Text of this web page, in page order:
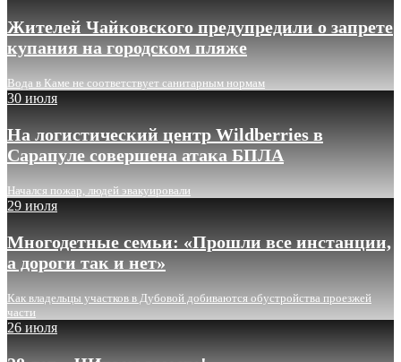
Жителей Чайковского предупредили о запрете
купания на городском пляже
Вода в Каме не соответствует санитарным нормам
30 июля
На логистический центр Wildberries в
Сарапуле совершена атака БПЛА
Начался пожар, людей эвакуировали
29 июля
Многодетные семьи: «Прошли все инстанции,
а дороги так и нет»
Как владельцы участков в Дубовой добиваются обустройства проезжей
части
26 июля